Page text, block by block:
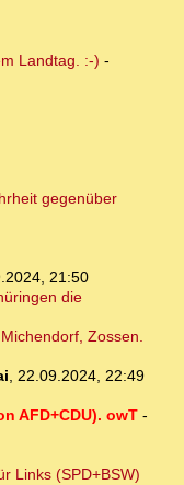
Landtag. :-) -
gegenüber
21:50
die
Zossen.
, 22.09.2024, 22:49
AFD+CDU). owT-
Links (SPD+BSW)